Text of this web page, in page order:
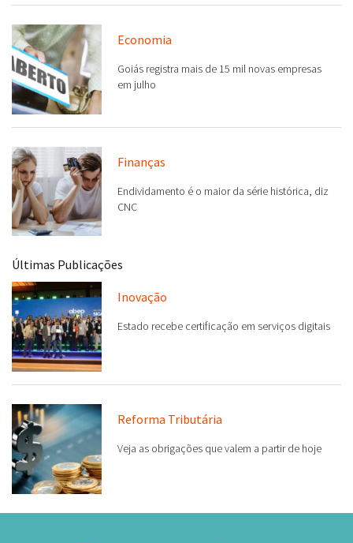
Economia
Goiás registra mais de 15 mil novas empresas
em julho
Finanças
Endividamento é o maior da série histórica, diz
CNC
Últimas Publicações
Inovação
Estado recebe certificação em serviços digitais
Reforma Tributária
Veja as obrigações que valem a partir de hoje